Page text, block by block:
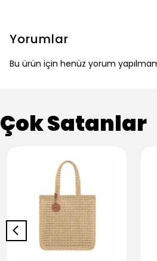
Yorumlar
Bu ürün için henüz yorum
Çok Satanlar